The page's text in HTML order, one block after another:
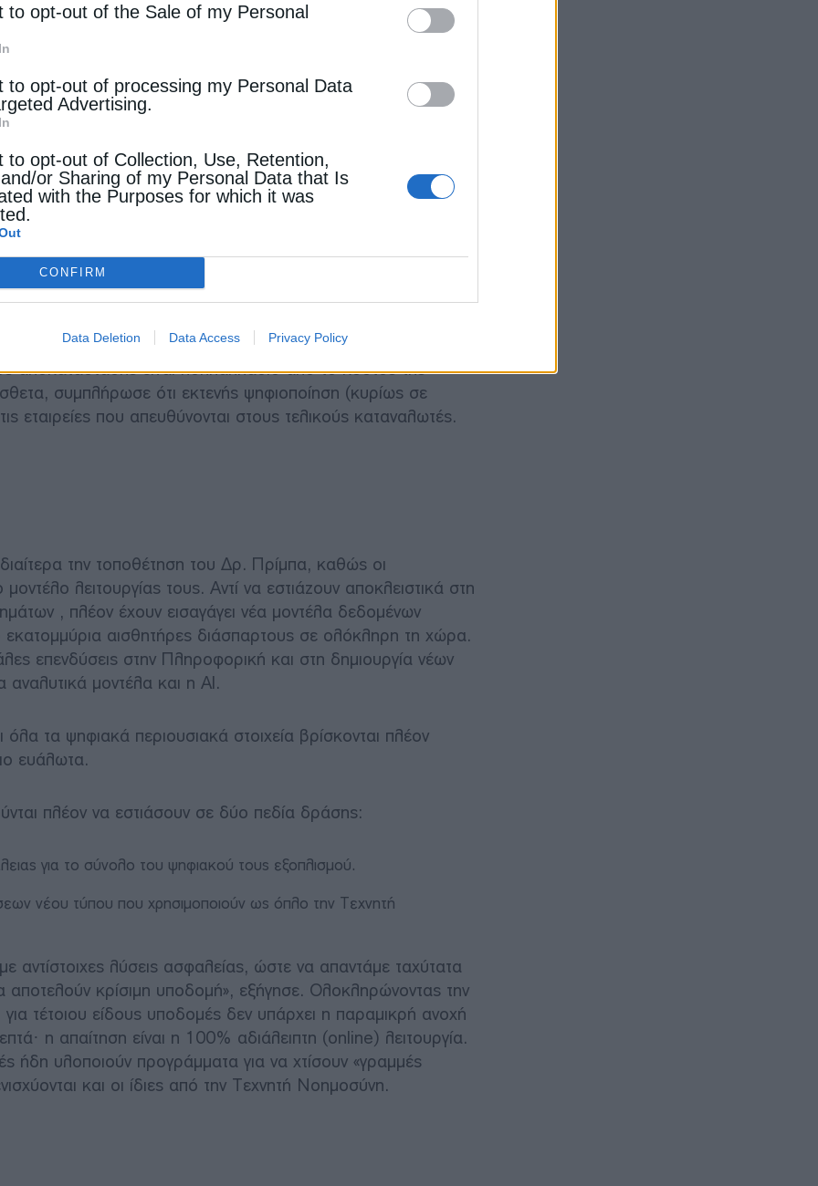
to opt-out of the Sale of my Personal
to opt-out of processing my Personal Data
Advertising.
to opt-out of Collection, Use, Retention,
or Sharing of my Personal Data that Is
with the Purposes for which it was
CONFIRM
Data Deletion Data Access Privacy Policy
των ηλεκτρικών δικτύων σε πραγματικό χρόνο.
και μηχανικής μάθησης για την πρόβλεψη βλαβών αλλά και για
δεδομένα, ιστορικά αρχεία και εποχικές τάσεις, τα
από τις ΑΠΕ, συμβάλλοντας καθοριστικά στη βελτιστοποίηση
την απόλυτη προτεραιότητα των διοικήσεων (CEOs) των
εισβολείς πιο έξυπνους.
Ευρώπη αλλά και στην Ελλάδα, ο Γενικός Διευθυντής
Διαχειριστή Μεταφοράς Ηλεκτρικής Ενέργειας
στην AI, το σύστημα παρακολουθεί την «υγεία» των
εκτέλεση εργασιών προληπτικής συντήρησης. Με τον τρόπο
συμπιέζεται το λειτουργικό κόστος, καθώς όπως τόνισε
αποκατάστασης είναι πολλαπλάσιο από το κόστος της
συμπλήρωσε ότι εκτενής ψηφιοποίηση (κυρίως σε
εταιρείες που απευθύνονται στους τελικούς καταναλωτές.
την τοποθέτηση του Δρ. Πρίμπα, καθώς οι
λειτουργίας τους. Αντί να εστιάζουν αποκλειστικά στη
, πλέον έχουν εισαγάγει νέα μοντέλα δεδομένων
αισθητήρες διάσπαρτους σε ολόκληρη τη χώρα.
επενδύσεις στην Πληροφορική και στη δημιουργία νέων
μοντέλα και η AI.
τα ψηφιακά περιουσιακά στοιχεία βρίσκονται πλέον
ευάλωτα.
πλέον να εστιάσουν σε δύο πεδία δράσης:
για το σύνολο του ψηφιακού τους εξοπλισμού.
νέου τύπου που χρησιμοποιούν ως όπλο την Τεχνητή
αντίστοιχες λύσεις ασφαλείας, ώστε να απαντάμε ταχύτατα
αποτελούν κρίσιμη υποδομή», εξήγησε. Ολοκληρώνοντας την
τέτοιου είδους υποδομές δεν υπάρχει η παραμικρή ανοχή
η απαίτηση είναι η 100% αδιάλειπτη (online) λειτουργία.
ήδη υλοποιούν προγράμματα για να χτίσουν «γραμμές
και οι ίδιες από την Τεχνητή Νοημοσύνη.